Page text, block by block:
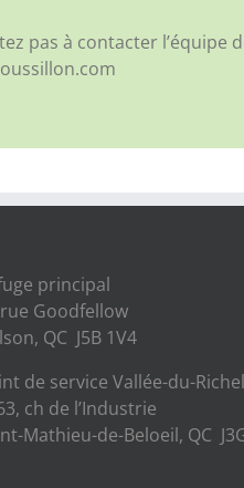
pas à contacter l’équipe
principal
Goodfellow
QC J5B 1V4
de service Vallée-du-
ch de l’Industrie
Mathieu-de-Beloeil, QC